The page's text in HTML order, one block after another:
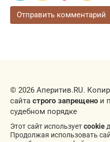
© 2026 Аперитив.RU.
сайта строго запрещено и
судебном порядке
Этот сайт используетcookie
Продолжая использовать